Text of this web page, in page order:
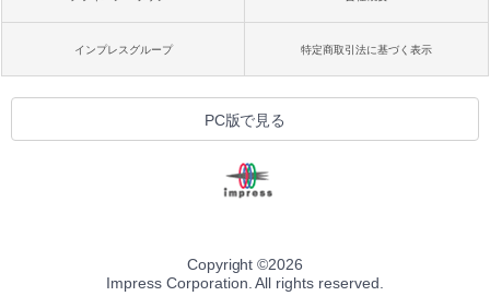
インプレスグループ 特定商取引法に基づく表示
PC版で見る
Copyright ©2026
Impress Corporation. All rights reserved.